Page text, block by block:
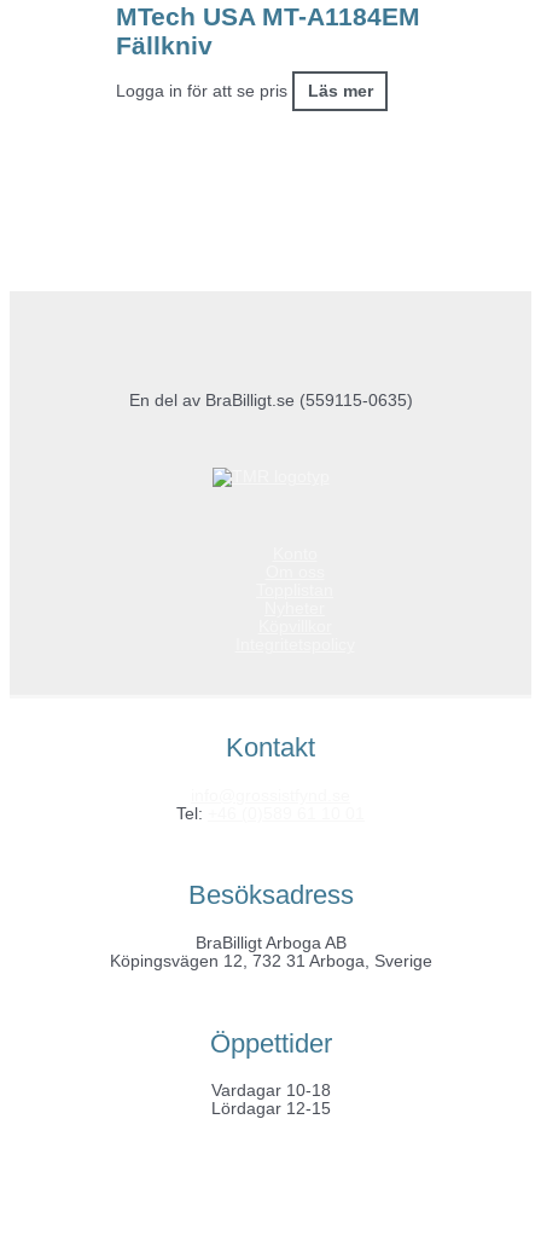
MTech USA MT-A1184EM
Fällkniv
Logga in för att se pris Läs mer
En del av BraBilligt.se (559115-0635)
Kontakt
Tel:
Besöksadress
BraBilligt Arboga AB
Köpingsvägen 12, 732 31 Arboga, Sverige
Öppettider
Vardagar 10-18
Lördagar 12-15